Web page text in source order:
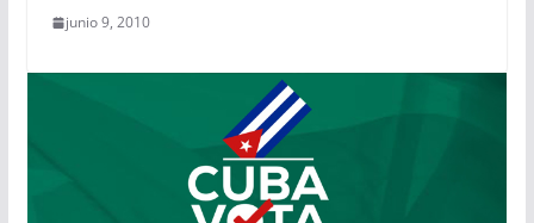
junio 9, 2010